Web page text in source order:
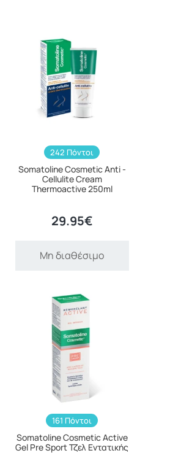
242 Πόντοι
Somatoline Cosmetic Anti -
Cellulite Cream
Thermoactive 250ml
29.95€
Μη διαθέσιμο
161 Πόντοι
Somatoline Cosmetic Active
Gel Pre Sport Τζελ Εντατικής